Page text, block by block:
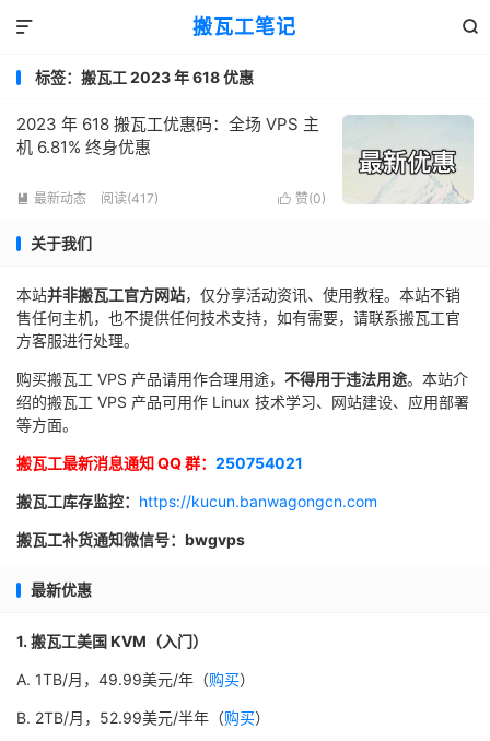
搬瓦工笔记 

标签：搬瓦工 2023 年 618 优惠
2023 年 618 搬瓦工优惠码：全场 VPS 主
机 6.81% 终身优惠
 最新动态 阅读(417)  赞(0)
关于我们
本站并非搬瓦工官方网站，仅分享活动资讯、使用教程。本站不销
售任何主机，也不提供任何技术支持，如有需要，请联系搬瓦工官
方客服进行处理。
购买搬瓦工 VPS 产品请用作合理用途， 不得用于违法用途。本站介
绍的搬瓦工 VPS 产品可用作 Linux 技术学习、网站建设、应用部署
等方面。
搬瓦工最新消息通知 QQ 群： 250754021
搬瓦工库存监控： https://kucun.banwagongcn.com
搬瓦工补货通知微信号：bwgvps
最新优惠
1. 搬瓦工美国 KVM（入门）
A. 1TB/月，49.99美元/年（购买）
B. 2TB/月，52.99美元/半年（购买）